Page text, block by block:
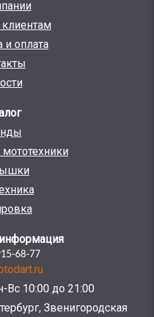
и оплата
мототехники
68-77
Вс 10:00 до 21:00
Звенигородская